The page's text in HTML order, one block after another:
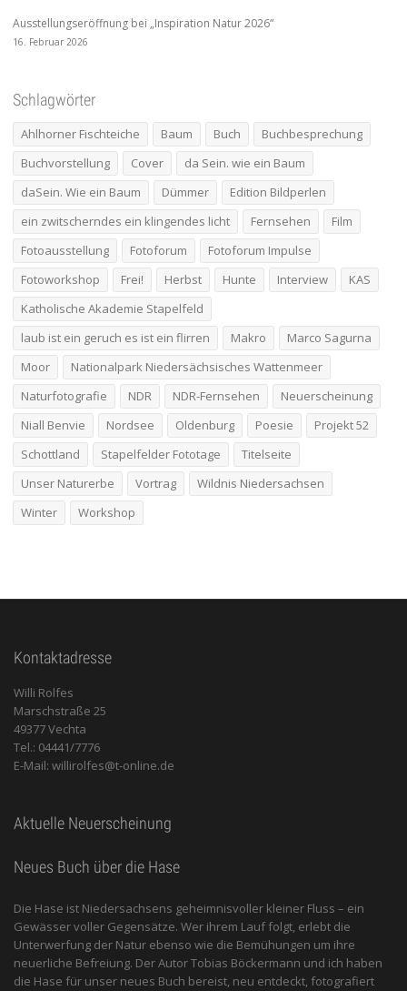
Ausstellungseröffnung bei „Inspiration Natur 2026“
16. Februar 2026
Schlagwörter
Ahlhorner Fischteiche Baum Buch
Buchbesprechung
Buchvorstellung
Cover
da Sein. wie ein Baum
daSein. Wie ein Baum
Dümmer
Edition Bildperlen
ein zwitscherndes ein klingendes licht
Fernsehen
Film
Fotoausstellung
Fotoforum
Fotoforum Impulse
Fotoworkshop
Frei! Herbst Hunte Interview
KAS
Katholische Akademie Stapelfeld
laub ist ein geruch es ist ein flirren
Makro
Marco Sagurna
Moor
Nationalpark Niedersächsisches Wattenmeer
Naturfotografie
NDR NDR-Fernsehen
Neuerscheinung
Niall Benvie
Nordsee Oldenburg Poesie
Projekt 52
Schottland
Stapelfelder Fototage
Titelseite
Unser Naturerbe
Vortrag
Wildnis Niedersachsen
Winter
Workshop
Kontaktadresse
Willi Rolfes
Marschstraße 25
49377 Vechta
Tel.: 04441/7776
E-Mail: willirolfes@t-online.de
Aktuelle Neuerscheinung
Neues Buch über die Hase
Die Hase ist Niedersachsens geheimnisvoller kleiner Fluss – ein
Gewässer voller Gegensätze. Wer ihrem Lauf folgt, erlebt die
Unterwerfung der Natur ebenso wie die Bemühungen um ihre
neuerliche Befreiung. Der Autor Tobias Böckermann und ich haben
die Hase für unser neues Buch bereist, neu entdeckt, fotografiert